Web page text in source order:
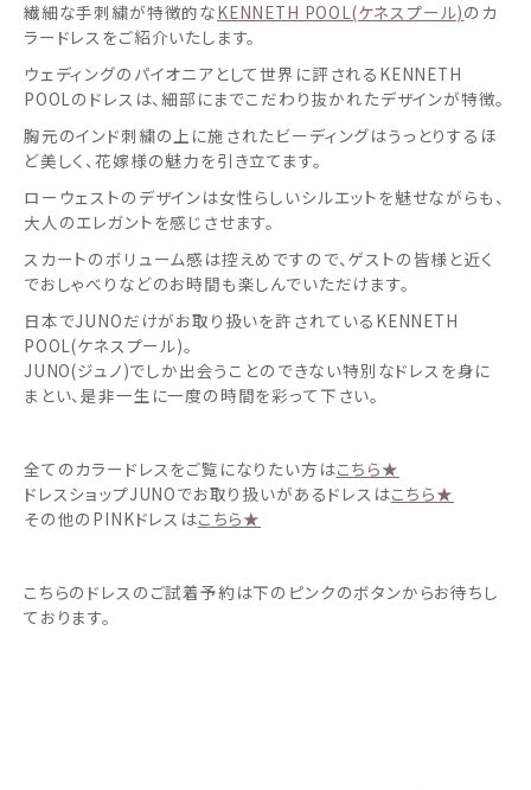
繊細な手刺繍が特徴的なKENNETH POOL(ケネスプール)のカ
ラードレスをご紹介いたします。
ウェディングのパイオニアとして世界に評されるKENNETH
POOLのドレスは、細部にまでこだわり抜かれたデザインが特徴。
胸元のインド刺繍の上に施されたビーディングはうっとりするほ
ど美しく、花嫁様の魅力を引き立てます。
ローウェストのデザインは女性らしいシルエットを魅せながらも、
大人のエレガントを感じさせます。
スカートのボリューム感は控えめですので、ゲストの皆様と近く
でおしゃべりなどのお時間も楽しんでいただけます。
日本でJUNOだけがお取り扱いを許されているKENNETH
POOL(ケネスプール)。
JUNO(ジュノ)でしか出会うことのできない特別なドレスを身に
まとい、是非一生に一度の時間を彩って下さい。
全てのカラードレスをご覧になりたい方はこちら★
ドレスショップJUNOでお取り扱いがあるドレスはこちら★
その他のPINKドレスはこちら★
こちらのドレスのご試着予約は下のピンクのボタンからお待ちし
ております。